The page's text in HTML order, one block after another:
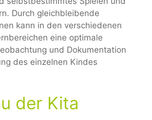
Durch gleichbleibende
kann in den verschiedenen
eine optimale
und Dokumentation
des einzelnen Kindes
der Kita